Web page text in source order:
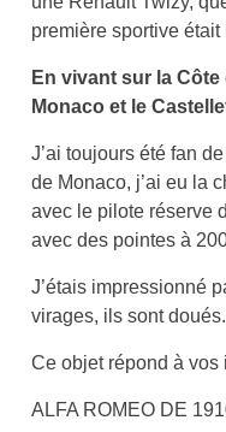
première sportive
En vivant sur la
Monaco et le
J’ai toujours été fan
de Monaco, j’ai eu la
avec le pilote réserve
avec des pointes à
J’étais impressionné
virages, ils sont doués.
Ce objet répond à
ALFA ROMEO DE